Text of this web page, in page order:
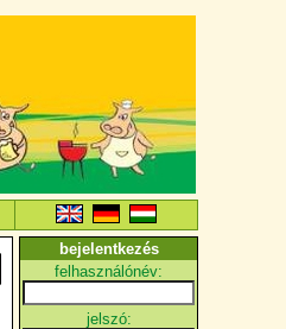
bejelentkezés
felhasználónév:
jelszó: